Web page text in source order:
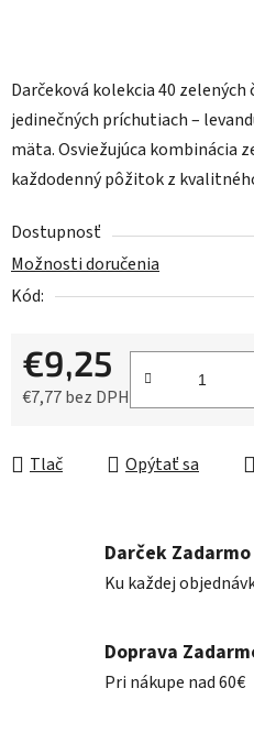
Darčeková kolekcia 40 zelených
jedinečných príchutiach –
mäta. Osviežujúca kombinácia
každodenný pôžitok z
Dostupnosť
Možnosti doručenia
Kód:
€9,25
€7,77 bez DPH
Tlač Opýtať sa
Darček Zadarmo
Ku každej
Doprava
Pri nákupe nad 60€